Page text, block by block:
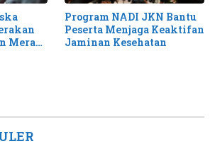
Merah
Program NADI JKN Bantu
Peserta Menjaga Keaktifan
Jaminan Kesehatan